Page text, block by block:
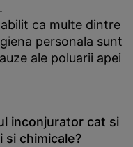
ca multe dintre
personala sunt
ale poluarii apei
inconjurator cat si
si chimicale?